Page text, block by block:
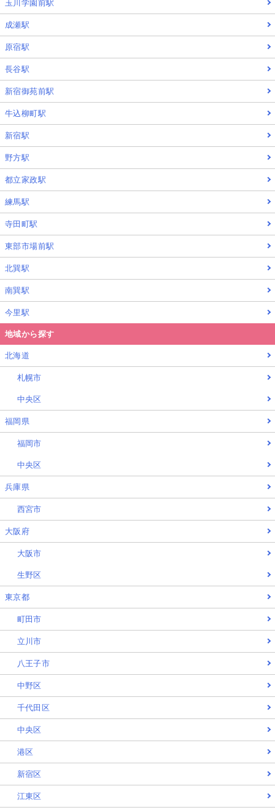
玉川学園前駅
成瀬駅
原宿駅
長谷駅
新宿御苑前駅
牛込柳町駅
新宿駅
野方駅
都立家政駅
練馬駅
寺田町駅
東部市場前駅
北巽駅
南巽駅
今里駅
地域から探す
北海道
札幌市
中央区
福岡県
福岡市
中央区
兵庫県
西宮市
大阪府
大阪市
生野区
東京都
町田市
立川市
八王子市
中野区
千代田区
中央区
港区
新宿区
江東区